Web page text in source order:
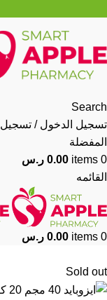
Search
تسجيل الدخول / تسجيل
المفضلة
0
items
0.00 ر.س
القائمه
0
items
0.00 ر.س
Sold out